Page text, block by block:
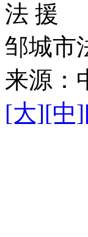
法 援
邹城市
来源：
[大][中]